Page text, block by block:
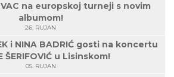
na europskoj turneji s novim
albumom!
26. RUJAN
i NINA BADRIĆ gosti na koncertu
ŠERIFOVIĆ u Lisinskom!
05. RUJAN